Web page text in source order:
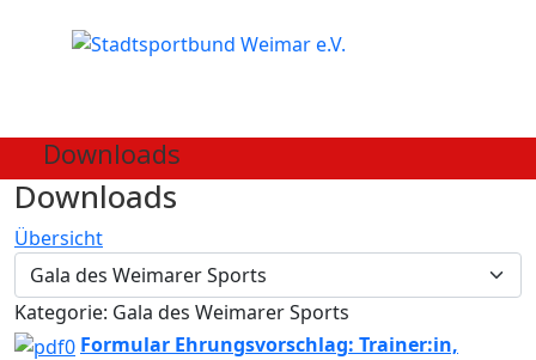
Downloads
Downloads
Übersicht
Kategorie: Gala des Weimarer Sports
Formular Ehrungsvorschlag: Trainer:in,